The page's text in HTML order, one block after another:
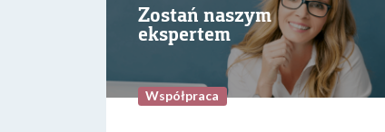
Zostań naszym
ekspertem
Współpraca